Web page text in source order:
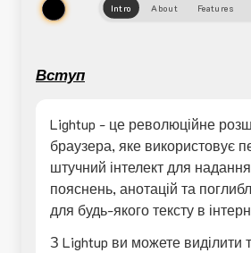
Intro About Features
Вступ
Lightup - це революційне
браузера, яке використовує
штучний інтелект для
пояснень, анотацій та
для будь-якого тексту в
З Lightup ви можете виділити